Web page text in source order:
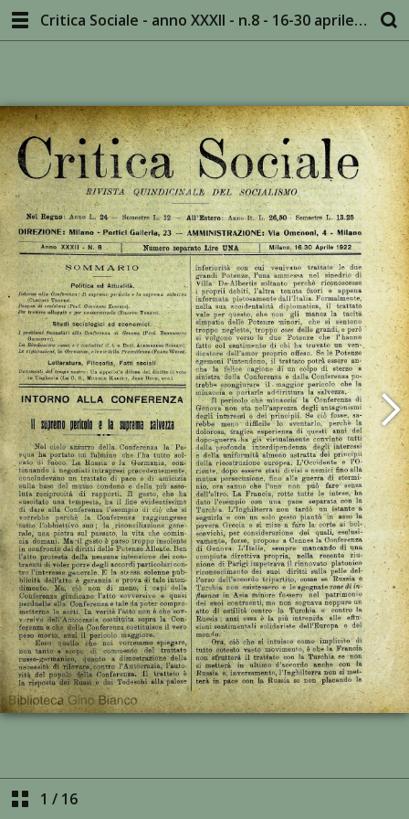
Critica Sociale - anno XXXII - n.8 - 16-30 aprile 1922
1 / 16